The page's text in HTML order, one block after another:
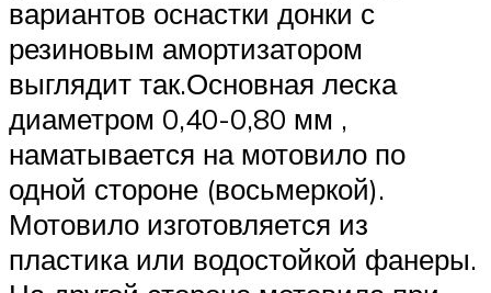
вариантов оснастки донки с
резиновым амортизатором
выглядит так.Основная леска
диаметром 0,40-0,80 мм ,
наматывается на мотовило по
одной стороне (восьмеркой).
Мотовило изготовляется из
пластика или водостойкой фанеры.